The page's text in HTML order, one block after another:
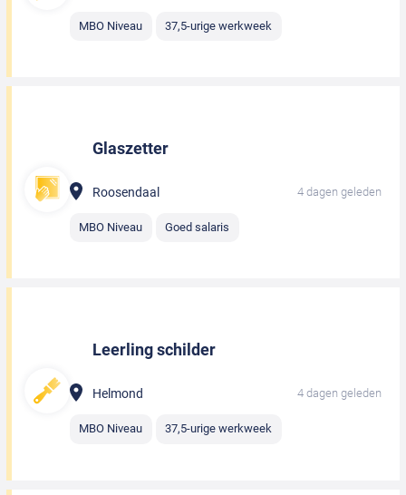
MBO Niveau 37,5-urige werkweek
Glaszetter
Roosendaal 4 dagen geleden
MBO Niveau Goed salaris
Leerling schilder
Helmond 4 dagen geleden
MBO Niveau 37,5-urige werkweek